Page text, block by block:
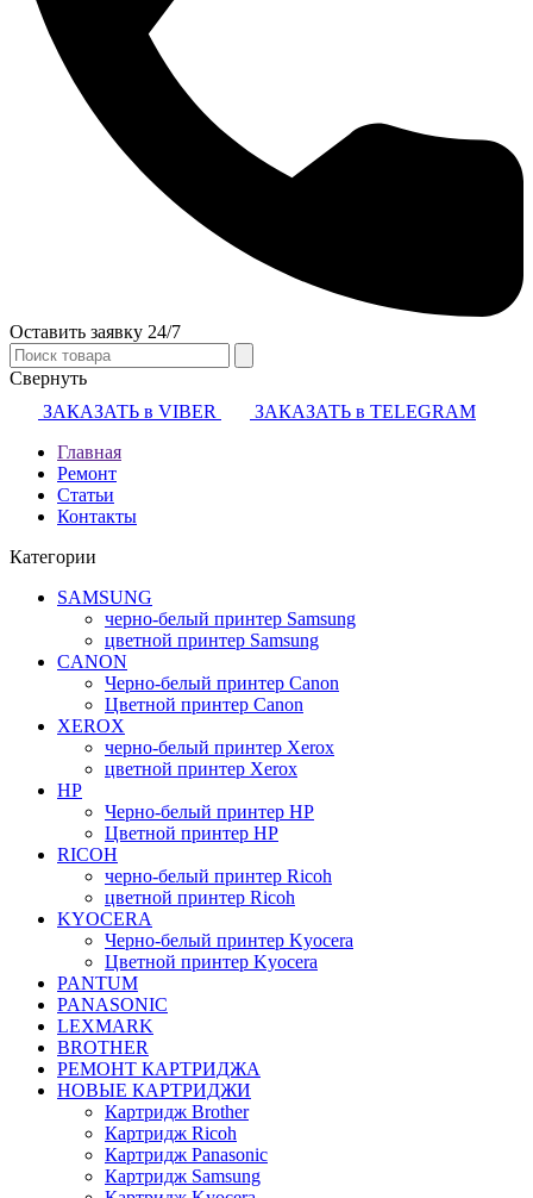
Оставить заявку 24/7
Свернуть
ЗАКАЗАТЬ в VIBER
ЗАКАЗАТЬ в TELEGRAM
Главная
Ремонт
Статьи
Контакты
Категории
SAMSUNG
черно-белый принтер Samsung
цветной принтер Samsung
CANON
Черно-белый принтер Canon
Цветной принтер Canon
XEROX
черно-белый принтер Xerox
цветной принтер Xerox
HP
Черно-белый принтер HP
Цветной принтер HP
RICOH
черно-белый принтер Ricoh
цветной принтер Ricoh
KYOCERA
Черно-белый принтер Kyocera
Цветной принтер Kyocera
PANTUM
PANASONIC
LEXMARK
BROTHER
РЕМОНТ КАРТРИДЖА
НОВЫЕ КАРТРИДЖИ
Картридж Brother
Картридж Ricoh
Картридж Panasonic
Картридж Samsung